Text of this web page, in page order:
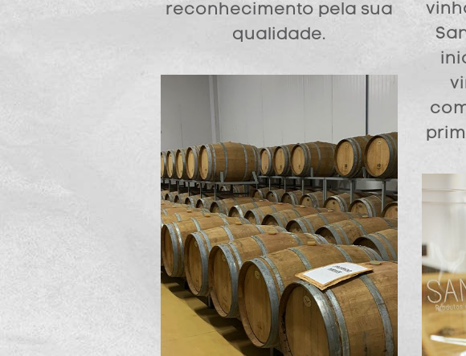
reconhecimento pela sua
qualidade.